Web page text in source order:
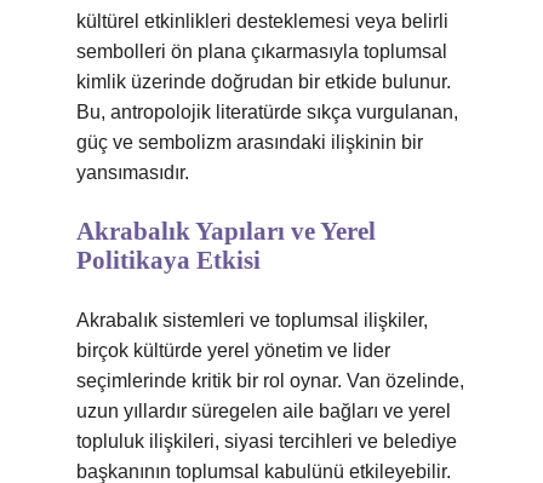
kültürel etkinlikleri desteklemesi veya belirli
sembolleri ön plana çıkarmasıyla toplumsal
kimlik üzerinde doğrudan bir etkide bulunur.
Bu, antropolojik literatürde sıkça vurgulanan,
güç ve sembolizm arasındaki ilişkinin bir
yansımasıdır.
Akrabalık Yapıları ve Yerel
Politikaya Etkisi
Akrabalık sistemleri ve toplumsal ilişkiler,
birçok kültürde yerel yönetim ve lider
seçimlerinde kritik bir rol oynar. Van özelinde,
uzun yıllardır süregelen aile bağları ve yerel
topluluk ilişkileri, siyasi tercihleri ve belediye
başkanının toplumsal kabulünü etkileyebilir.